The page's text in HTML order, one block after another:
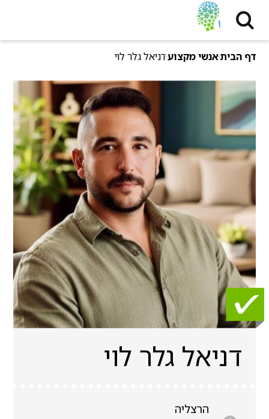
דף הביתאנשי מקצועדניאל גלר לוי
דניאל גלר לוי
הרצליה